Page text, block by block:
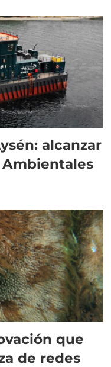
alcanzar
Ambientales
que
de redes